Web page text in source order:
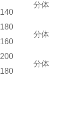
140
分体
180
160
分体
200
180
分体